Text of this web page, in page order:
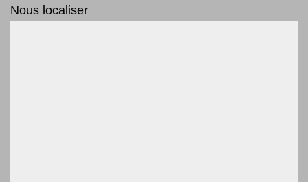
Nous localiser